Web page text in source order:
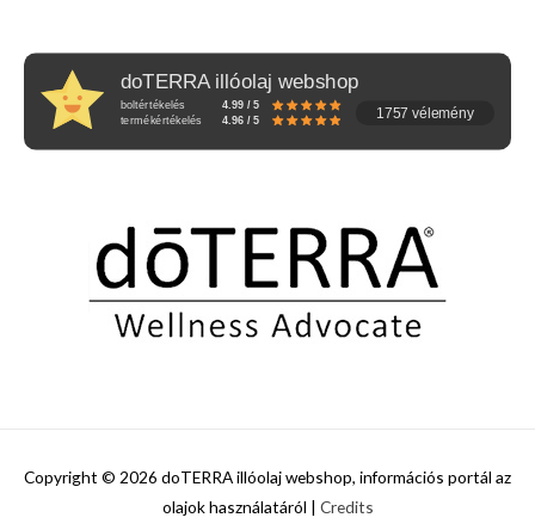
doTERRA illóolaj webshop
boltértékelés
4.99 / 5
termékértékelés
4.96 / 5 1757 vélemény
Copyright © 2026 doTERRA illóolaj webshop, információs portál az
olajok használatáról | Credits